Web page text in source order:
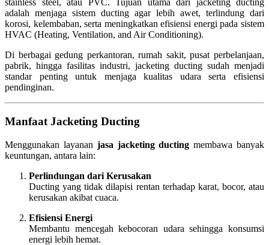
stainless steel, atau PVC. Tujuan utama dari jacketing ducting
adalah menjaga sistem ducting agar lebih awet, terlindung dari
korosi, kelembaban, serta meningkatkan efisiensi energi pada sistem
HVAC (Heating, Ventilation, and Air Conditioning).
Di berbagai gedung perkantoran, rumah sakit, pusat perbelanjaan,
pabrik, hingga fasilitas industri, jacketing ducting sudah menjadi
standar penting untuk menjaga kualitas udara serta efisiensi
pendinginan.
Manfaat Jacketing Ducting
Menggunakan layanan jasa jacketing ducting membawa banyak
keuntungan, antara lain:
Perlindungan dari Kerusakan
Ducting yang tidak dilapisi rentan terhadap karat, bocor, atau
kerusakan akibat cuaca.
Efisiensi Energi
Membantu mencegah kebocoran udara sehingga konsumsi
energi lebih hemat.